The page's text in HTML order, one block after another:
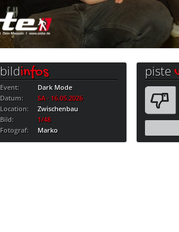
bildinfos
Event:
Dark Mode
Datum:
SA · 16.05.2026
Location:
Zwischenbau
Bild:
1/48
Fotograf:
Marko
piste